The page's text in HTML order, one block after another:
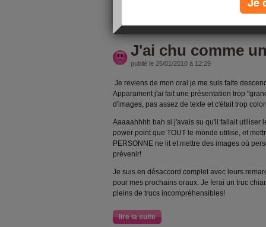
J'ai chu comme
publié le 25/01/2010 à 12:29
Je reviens de mon oral je me suis faite
Apparament j'ai fait une présentation trop
d'images, pas assez de texte et c'était trop
Aaaaahhhh bah si j'avais su qu'il fallait utiliser
power point que TOUT le monde utilise, et
PERSONNE ne lit et mettre des images où
prévenir!
Je suis en désaccord complet avec leurs
pour mes prochains oraux. Je ferai un truc
pleins de trucs incompréhensibles!
lire la suite